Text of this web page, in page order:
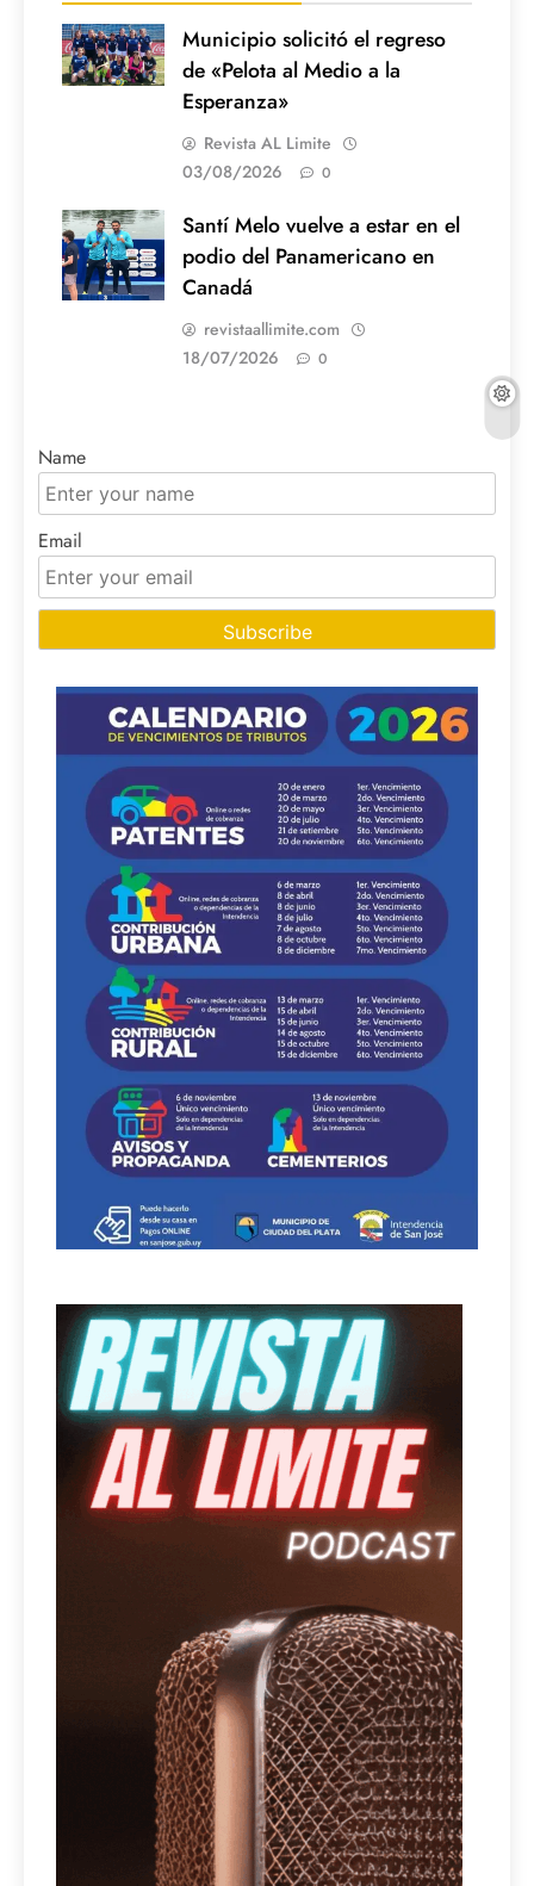
Municipio solicitó el regreso
de «Pelota al Medio a la
Esperanza»
Revista AL Limite
03/08/2026
0
Santí Melo vuelve a estar en el
podio del Panamericano en
Canadá
revistaallimite.com
18/07/2026
0
Name
Email